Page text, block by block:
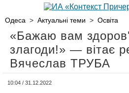
Одеса > Актуальні теми > Освіта
«Бажаю вам
злагоди!» — вітає
Вячеслав ТРУБА
10:04 / 31.12.2022